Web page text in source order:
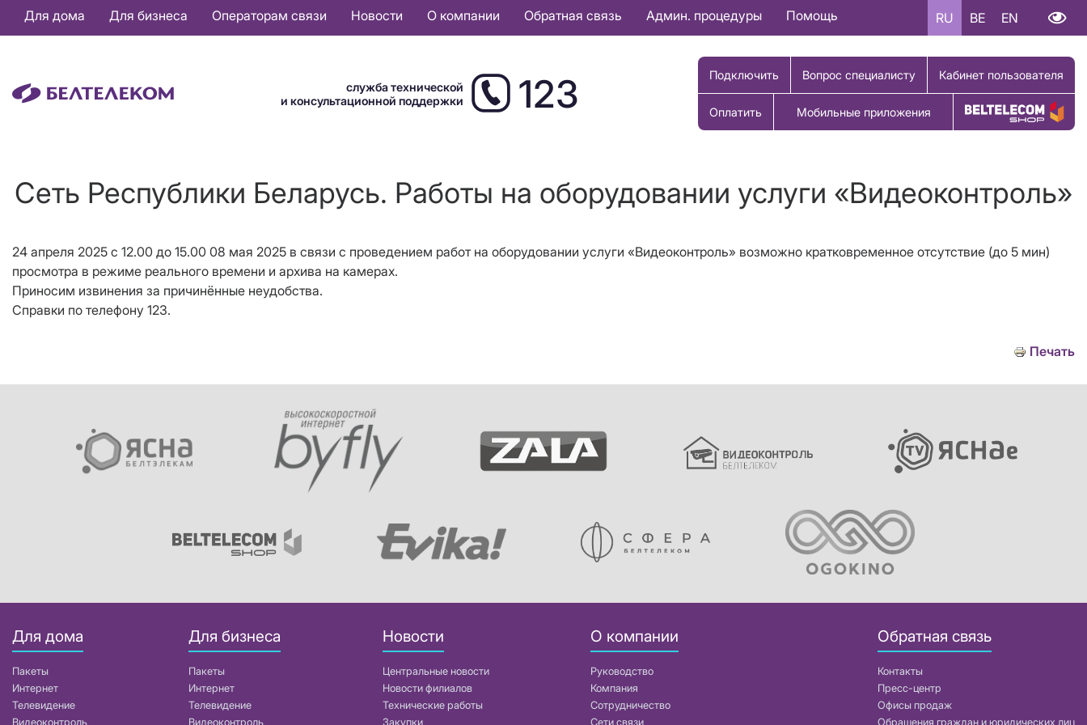
Основная
навигация
Для дома Для бизнеса Операторам связи Новости О компании Обратная связь Админ. процедуры Помощь RU BE EN
служба технической
и консультационной поддержки
123 Подключить Вопрос специалисту Кабинет пользователя
Оплатить Мобильные приложения Купить товар
Сеть Республики Беларусь. Работы на оборудовании услуги «Видеоконтроль»
24 апреля 2025 с 12.00 до 15.00 08 мая 2025 в связи с проведением работ на оборудовании услуги «Видеоконтроль» возможно кратковременное отсутствие (до 5 мин)
просмотра в режиме реального времени и архива на камерах.
Приносим извинения за причинённые неудобства.
Справки по телефону 123.
Печать
Для дома
Пакеты
Интернет
Телевидение
Видеоконтроль
Для бизнеса
Пакеты
Интернет
Телевидение
Видеоконтроль
Новости
Центральные новости
Новости филиалов
Технические работы
Закупки
О компании
Руководство
Компания
Сотрудничество
Сети связи
Обратная связь
Контакты
Пресс-центр
Офисы продаж
Обращения граждан и юридических лиц